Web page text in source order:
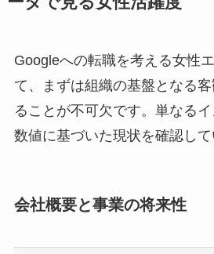
Googleへの転職を考える女性
て、まずは組織の基盤となる
ることが不可欠です。単なるイ
数値に基づいた現状を確認して
会社概要と事業の将来性